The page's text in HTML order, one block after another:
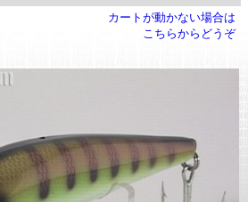
カートが動かない場合は
こちらからどうぞ